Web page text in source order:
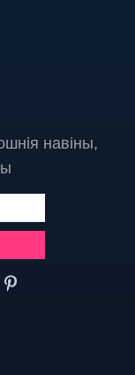
навіны,